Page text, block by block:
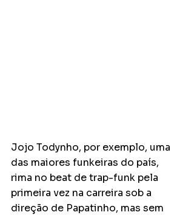
Jojo Todynho, por exemplo, uma
das maiores funkeiras do país,
rima no beat de trap-funk pela
primeira vez na carreira sob a
direção de Papatinho, mas sem